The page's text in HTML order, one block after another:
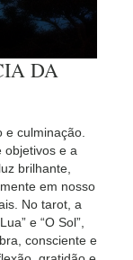
DA
culminação.
objetivos e a
brilhante,
em nosso
No tarot, a
e “O Sol”,
consciente e